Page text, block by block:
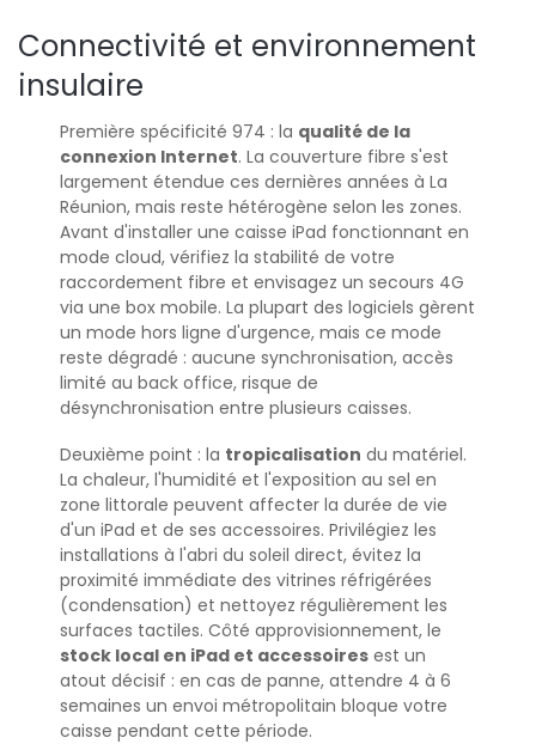
Connectivité et environnement
insulaire
Première spécificité 974 : la qualité de la
connexion Internet. La couverture fibre s'est
largement étendue ces dernières années à La
Réunion, mais reste hétérogène selon les zones.
Avant d'installer une caisse iPad fonctionnant en
mode cloud, vérifiez la stabilité de votre
raccordement fibre et envisagez un secours 4G
via une box mobile. La plupart des logiciels gèrent
un mode hors ligne d'urgence, mais ce mode
reste dégradé : aucune synchronisation, accès
limité au back office, risque de
désynchronisation entre plusieurs caisses.
Deuxième point : la tropicalisation du matériel.
La chaleur, l'humidité et l'exposition au sel en
zone littorale peuvent affecter la durée de vie
d'un iPad et de ses accessoires. Privilégiez les
installations à l'abri du soleil direct, évitez la
proximité immédiate des vitrines réfrigérées
(condensation) et nettoyez régulièrement les
surfaces tactiles. Côté approvisionnement, le
stock local en iPad et accessoiresest un
atout décisif : en cas de panne, attendre 4 à 6
semaines un envoi métropolitain bloque votre
caisse pendant cette période.